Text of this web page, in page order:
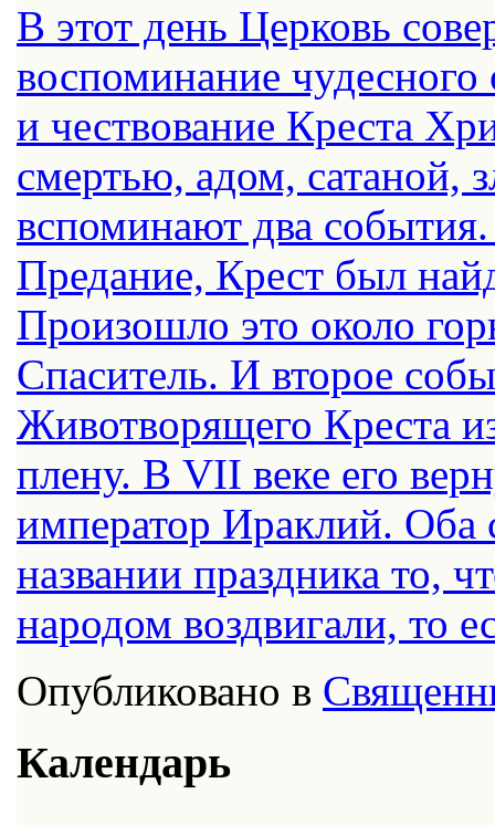
В этот день Церковь
воспоминание
и чествование Креста
смертью, адом, сатаной,
вспоминают два
Предание, Крест был
Произошло это около
Спаситель. И второе
Животворящего Креста
плену. В VII веке его
император Ираклий. Оба
названии праздника то,
народом воздвигали, то
Опубликовано в
Календарь